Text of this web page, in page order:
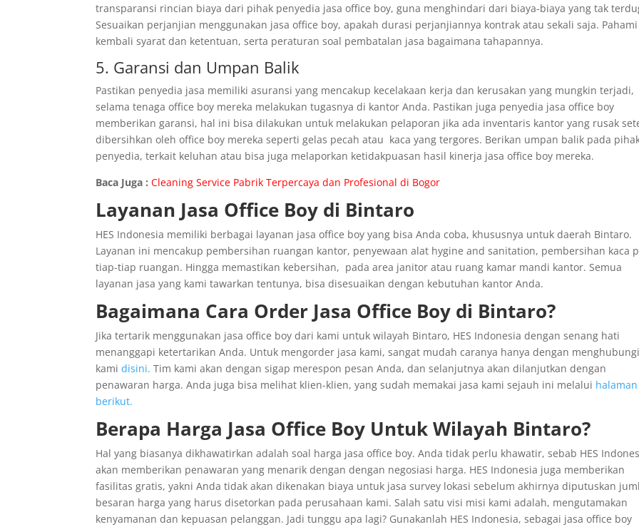
transparansi rincian biaya dari pihak penyedia jasa office boy, guna menghindari dari biaya-biaya yang tak
Sesuaikan perjanjian menggunakan jasa office boy, apakah durasi perjanjiannya kontrak atau sekali saja. Pahami
kembali syarat dan ketentuan, serta peraturan soal pembatalan jasa bagaimana tahapannya.
5. Garansi dan Umpan Balik
Pastikan penyedia jasa memiliki asuransi yang mencakup kecelakaan kerja dan kerusakan yang mungkin terjadi,
selama tenaga office boy mereka melakukan tugasnya di kantor Anda. Pastikan juga penyedia jasa office boy
memberikan garansi, hal ini bisa dilakukan untuk melakukan pelaporan jika ada inventaris kantor yang rusak
dibersihkan oleh office boy mereka seperti gelas pecah atau kaca yang tergores. Berikan umpan balik pada
penyedia, terkait keluhan atau bisa juga melaporkan ketidakpuasan hasil kinerja jasa office boy mereka.
Baca Juga :Cleaning Service Pabrik Terpercaya dan Profesional di Bogor
Layanan Jasa Office Boy di Bintaro
HES Indonesia memiliki berbagai layanan jasa office boy yang bisa Anda coba, khususnya untuk daerah Bintaro.
Layanan ini mencakup pembersihan ruangan kantor, penyewaan alat hygine and sanitation, pembersihan kaca
tiap-tiap ruangan. Hingga memastikan kebersihan, pada area janitor atau ruang kamar mandi kantor. Semua
layanan jasa yang kami tawarkan tentunya, bisa disesuaikan dengan kebutuhan kantor Anda.
Bagaimana Cara Order Jasa Office Boy di Bintaro?
Jika tertarik menggunakan jasa office boy dari kami untuk wilayah Bintaro, HES Indonesia dengan senang hati
menanggapi ketertarikan Anda. Untuk mengorder jasa kami, sangat mudah caranya hanya dengan menghubungi
kamidisini. Tim kami akan dengan sigap merespon pesan Anda, dan selanjutnya akan dilanjutkan dengan
penawaran harga. Anda juga bisa melihat klien-klien, yang sudah memakai jasa kami sejauh ini melalui halaman
berikut.
Berapa Harga Jasa Office Boy Untuk Wilayah Bintaro?
Hal yang biasanya dikhawatirkan adalah soal harga jasa office boy. Anda tidak perlu khawatir, sebab HES
akan memberikan penawaran yang menarik dengan dengan negosiasi harga. HES Indonesia juga memberikan
fasilitas gratis, yakni Anda tidak akan dikenakan biaya untuk jasa survey lokasi sebelum akhirnya diputuskan
besaran harga yang harus disetorkan pada perusahaan kami. Salah satu visi misi kami adalah, mengutamakan
kenyamanan dan kepuasan pelanggan. Jadi tunggu apa lagi? Gunakanlah HES Indonesia, sebagai jasa office boy